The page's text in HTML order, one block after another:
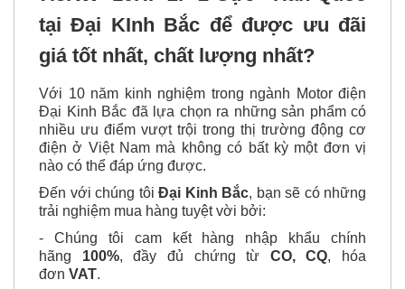
7.5KW- 10HP 2P 2 Cực - Hàn Quốc
tại Đại KInh Bắc để được ưu đãi
Với 10 năm kinh nghiệm trong ngành Motor điện
Đại Kinh Bắc đã lựa chọn ra những sản phẩm có
nhiều ưu điểm vượt trội trong thị trường động cơ
điện ở Việt Nam mà không có bất kỳ một đơn vị
nào có thể đáp ứng được.
Đến với chúng tôiĐại Kinh Bắc, bạn sẽ có những
trải nghiệm mua hàng tuyệt vời bởi:
- Chúng tôi cam kết hàng nhập khẩu chính
hãng100%